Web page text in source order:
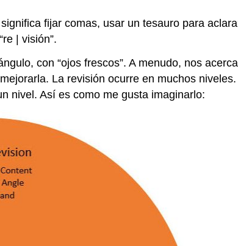
fijar comas, usar un tesauro para
| visión”.
con “ojos frescos”. A menudo, nos
La revisión ocurre en muchos
nivel. Así es como me gusta imaginarlo: